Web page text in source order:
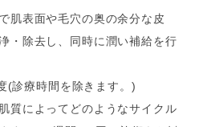
肌表面や毛穴の奥の余分な皮
・除去し、同時に潤い補給を行
(診療時間を除きます。)
質によってどのようなサイクル